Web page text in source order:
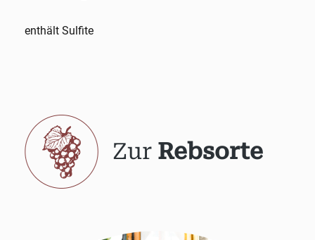
enthält Sulfite
Zur Rebsorte